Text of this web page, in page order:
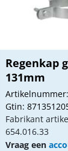
Regenkap
131mm
Gtin:
Fabrikant
654.016.33
Vraag een